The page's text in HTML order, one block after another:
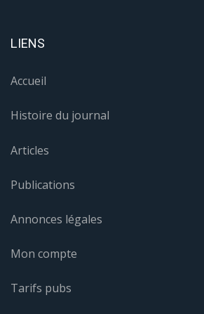
LIENS
Accueil
Histoire du journal
Articles
Publications
Annonces légales
Mon compte
Tarifs pubs